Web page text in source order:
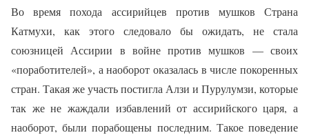
Во время похода ассирийцев против мушков Страна
Катмухи, как этого следовало бы ожидать, не стала
союзницей Ассирии в войне против мушков — своих
«поработителей», а наоборот оказалась в числе покоренных
стран. Такая же участь постигла Алзи и Пурулумзи, которые
так же не жаждали избавлений от ассирийского царя, а
наоборот, были порабощены последним. Такое поведение